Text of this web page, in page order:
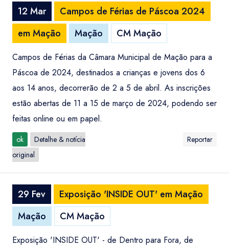
12 Mar
Campos de Férias de Páscoa 2024
em Mação
Mação CM Mação
Campos de Férias da Câmara Municipal de Mação para a
Páscoa de 2024, destinados a crianças e jovens dos 6
aos 14 anos, decorrerão de 2 a 5 de abril. As inscrições
estão abertas de 11 a 15 de março de 2024, podendo ser
feitas online ou em papel.
ok
Detalhe & notícia
original
Reportar
29 Fev
Exposição 'INSIDE OUT' em Mação
Mação
CM Mação
Exposição 'INSIDE OUT' - de Dentro para Fora, de